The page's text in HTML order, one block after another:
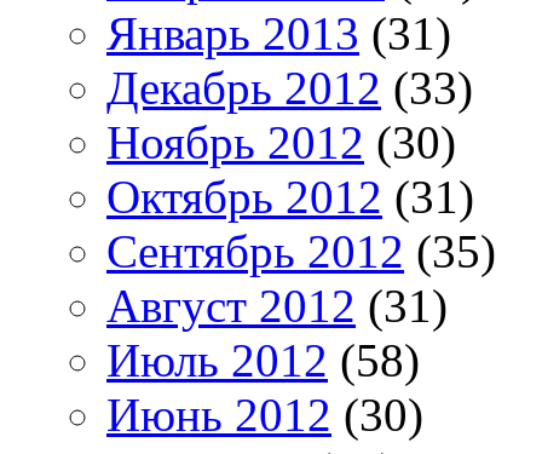
Январь 2013 (31)
Декабрь 2012 (33)
Ноябрь 2012 (30)
Октябрь 2012 (31)
Сентябрь 2012 (35)
Август 2012 (31)
Июль 2012 (58)
Июнь 2012 (30)